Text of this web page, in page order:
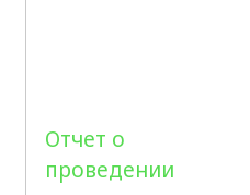
Отчет о
проведении